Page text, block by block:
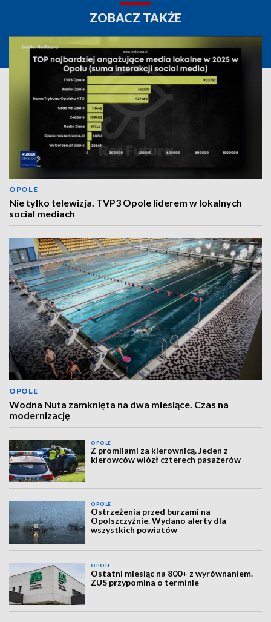
ZOBACZ TAKŻE
OPOLE
Nie tylko telewizja. TVP3 Opole liderem w lokalnych
social mediach
OPOLE
Wodna Nuta zamknięta na dwa miesiące. Czas na
modernizację
OPOLE
Z promilami za kierownicą. Jeden z
kierowców wiózł czterech pasażerów
OPOLE
Ostrzeżenia przed burzami na
Opolszczyźnie. Wydano alerty dla
wszystkich powiatów
OPOLE
Ostatni miesiąc na 800+ z wyrównaniem.
ZUS przypomina o terminie